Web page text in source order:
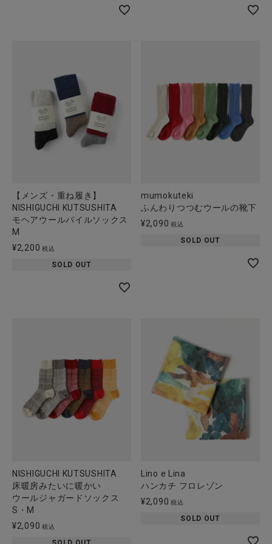
【メンズ・重ね履き】
NISHIGUCHI KUTSUSHITA
モヘアウールパイルソックス
M
¥2,200 税込
SOLD OUT
mumokuteki
ふんわりつつむウールの靴下
¥2,090 税込
SOLD OUT
NISHIGUCHI KUTSUSHITA
床暖房みたいに暖かい
ウールジャガードソックス
S・M
¥2,090 税込
Lino e Lina
ハンカチ フロレゾン
¥2,090 税込
SOLD OUT